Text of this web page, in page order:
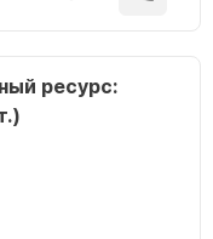
ресурс: